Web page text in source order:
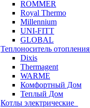
ROMMER
Royal Thermo
Millennium
UNI-FITT
GLOBAL
Теплоноситель отопления
Dixis
Thermagent
WARME
Комфортный Дом
Теплый Дом
Котлы электрические